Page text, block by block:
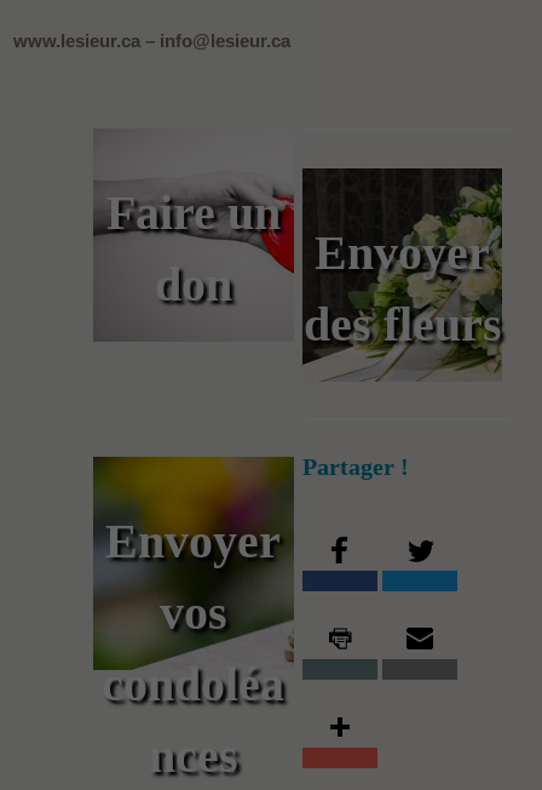
www.lesieur.ca – info@lesieur.ca
Faire un
don
Envoyer
des fleurs
Envoyer
vos
condoléa
nces
Partager !